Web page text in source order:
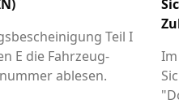
Teil I
E die Fahrzeug-
ablesen.